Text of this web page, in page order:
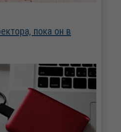
пока он в